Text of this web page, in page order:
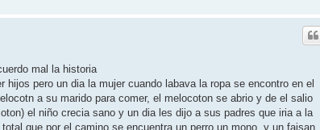
mal la historia
pero un dia la mujer cuando labava la ropa se encontro en el
a su marido para comer, el melocoton se abrio y de el salio
el niño crecia sano y un dia les dijo a sus padres que iria a la
que por el camino se encuentra un perro un mono, y un faisan...